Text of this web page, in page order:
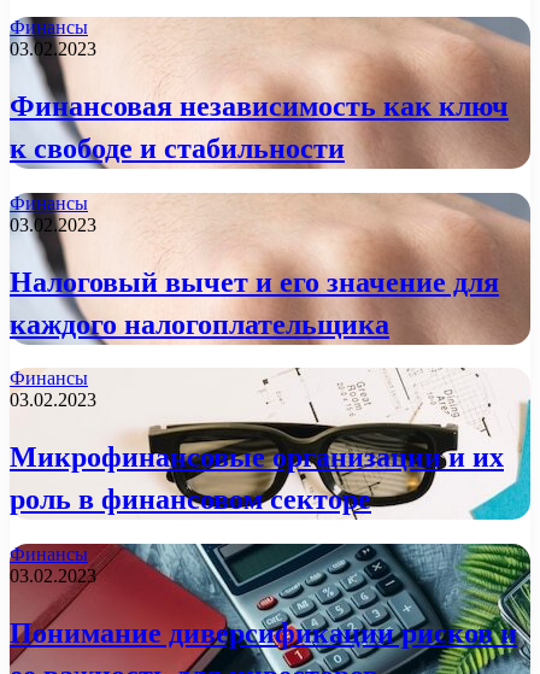
Финансы
03.02.2023
Финансовая независимость как ключ
к свободе и стабильности
Финансы
03.02.2023
Налоговый вычет и его значение для
каждого налогоплательщика
Финансы
03.02.2023
Микрофинансовые организации и их
роль в финансовом секторе
Финансы
03.02.2023
Понимание диверсификации рисков и